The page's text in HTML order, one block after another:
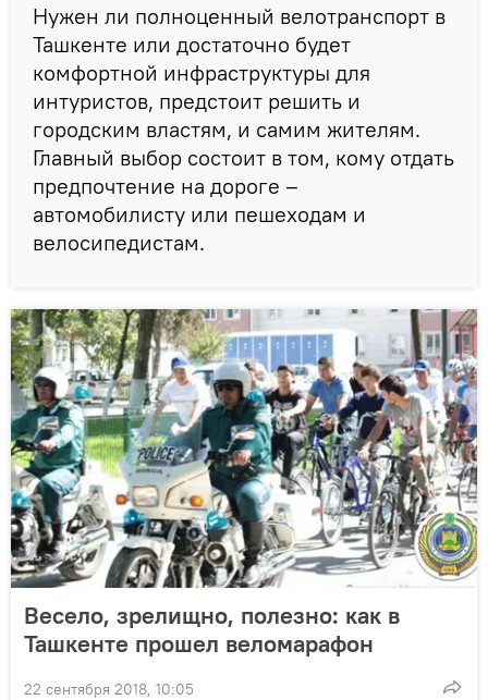
Нужен ли полноценный велотранспорт в
Ташкенте или достаточно будет
комфортной инфраструктуры для
интуристов, предстоит решить и
городским властям, и самим жителям.
Главный выбор состоит в том, кому отдать
предпочтение на дороге –
автомобилисту или пешеходам и
велосипедистам.
Весело, зрелищно, полезно: как в
Ташкенте прошел веломарафон
22 сентября 2018, 10:05